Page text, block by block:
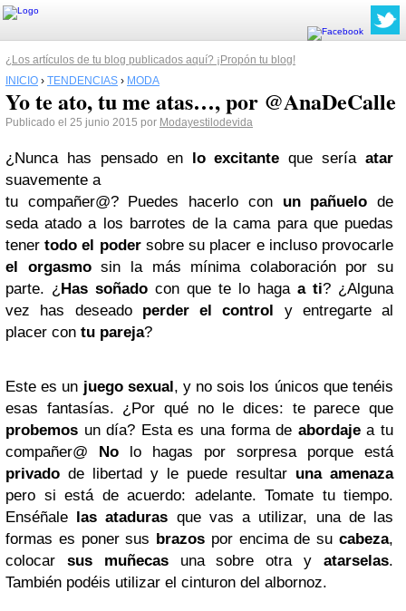
¿Los artículos de tu blog publicados aquí? ¡Propón tu blog!
INICIO › TENDENCIAS › MODA
Yo te ato, tu me atas…, por @AnaDeCalle
Publicado el 25 junio 2015 por Modayestilodevida
¿Nunca has pensado enlo excitanteque sería atar
suavemente a
tu compañer@? Puedes hacerlo con un pañuelo de
seda atado a los barrotes de la cama para que puedas
tenertodo el poder sobre su placer e incluso provocarle
el orgasmosin la más mínima colaboración por su
parte. ¿Has soñado con que te lo haga a ti? ¿Alguna
vez has deseadoperder el control y entregarte al
placer con tu pareja?
Este es un juego sexual, y no sois los únicos que tenéis
esas fantasías. ¿Por qué no le dices: te parece que
probemos un día? Esta es una forma de abordajea tu
compañer@ No lo hagas por sorpresa porque está
privado de libertad y le puede resultar una amenaza
pero si está de acuerdo: adelante. Tomate tu tiempo.
Enséñale las ataduras que vas a utilizar, una de las
formas es poner sus brazos por encima de su cabeza,
colocar sus muñecasuna sobre otra yatarselas.
También podéis utilizar el cinturon del albornoz.